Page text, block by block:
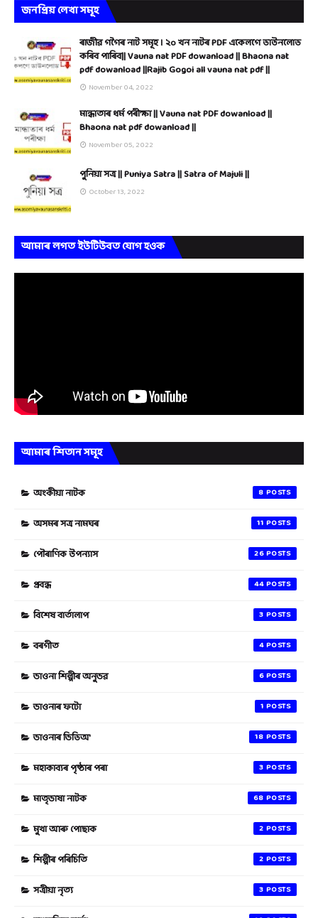
জনপ্ৰিয় লেখা সমূহ
ৰাজীৱ গগৈৰ নাট সমূহ । ২০ খন নাটৰ PDF একেলগে ডাউনলোড
কৰিব পাৰিব|| Vauna nat PDF dowanload || Bhaona nat
pdf dowanload ||Rajib Gogoi all vauna nat pdf ||
November 04, 2022
মান্ধাতাৰ ধৰ্ম পৰীক্ষা || Vauna nat PDF dowanload ||
Bhaona nat pdf dowanload ||
November 05, 2022
পুনিয়া সত্ৰ || Puniya Satra || Satra of Majuli ||
October 13, 2022
আমাৰ লগত ইউটিউবত যোগ হওক
আমাৰ শিতান সমূহ
অংকীয়া নাটক 8
অসমৰ সত্ৰ নামঘৰ 11
পৌৰাণিক উপন্যাস 26
প্ৰবন্ধ 44
বিশেষ বাৰ্তালাপ 3
বৰগীত 4
ভাওনা শিল্পীৰ অনুভৱ 6
ভাওনাৰ ফটো 1
ভাওনাৰ ভিডিঅ' 18
মহাকাব্যৰ পৃষ্ঠাৰ পৰা 3
মাতৃভাষা নাটক 68
মুখা আৰু পোছাক 2
শিল্পীৰ পৰিচিতি 2
সত্ৰীয়া নৃত্য 3